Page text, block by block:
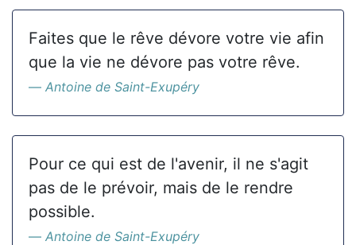
Faites que le rêve dévore votre vie afin
que la vie ne dévore pas votre rêve.
Antoine de Saint-Exupéry
Pour ce qui est de l'avenir, il ne s'agit
pas de le prévoir, mais de le rendre
possible.
Antoine de Saint-Exupéry